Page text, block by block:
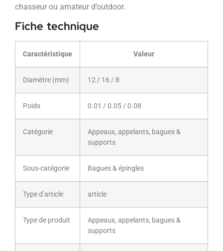
chasseur ou amateur d’outdoor.
Fiche technique
Caractéristique Valeur
Diamètre (mm) 12 / 16 / 8
Poids 0.01 / 0.05 / 0.08
Catégorie
Appeaux, appelants, bagues &
supports
Sous-catégorie Bagues & épingles
Type d’article article
Type de produit
Appeaux, appelants, bagues &
supports